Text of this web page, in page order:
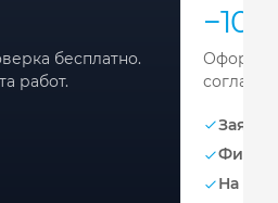
бесплатно.
работ.
−10%
Заявка
На